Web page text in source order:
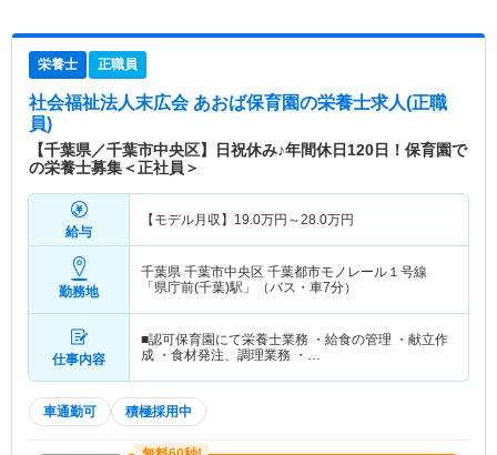
栄養士 正職員
社会福祉法人末広会 あおば保育園の栄養士求人(正職
員)
【千葉県／千葉市中央区】日祝休み♪年間休日120日！保育園で
の栄養士募集＜正社員＞
給与
【モデル月収】 19.0万円～28.0万円
勤務地
千葉県 千葉市中央区 千葉都市モノレール１号線
「県庁前(千葉)駅」（バス・車7分）
仕事内容
■認可保育園にて栄養士業務 ・給食の管理 ・献立作
成 ・食材発注、調理業務 ・…
車通勤可 積極採用中